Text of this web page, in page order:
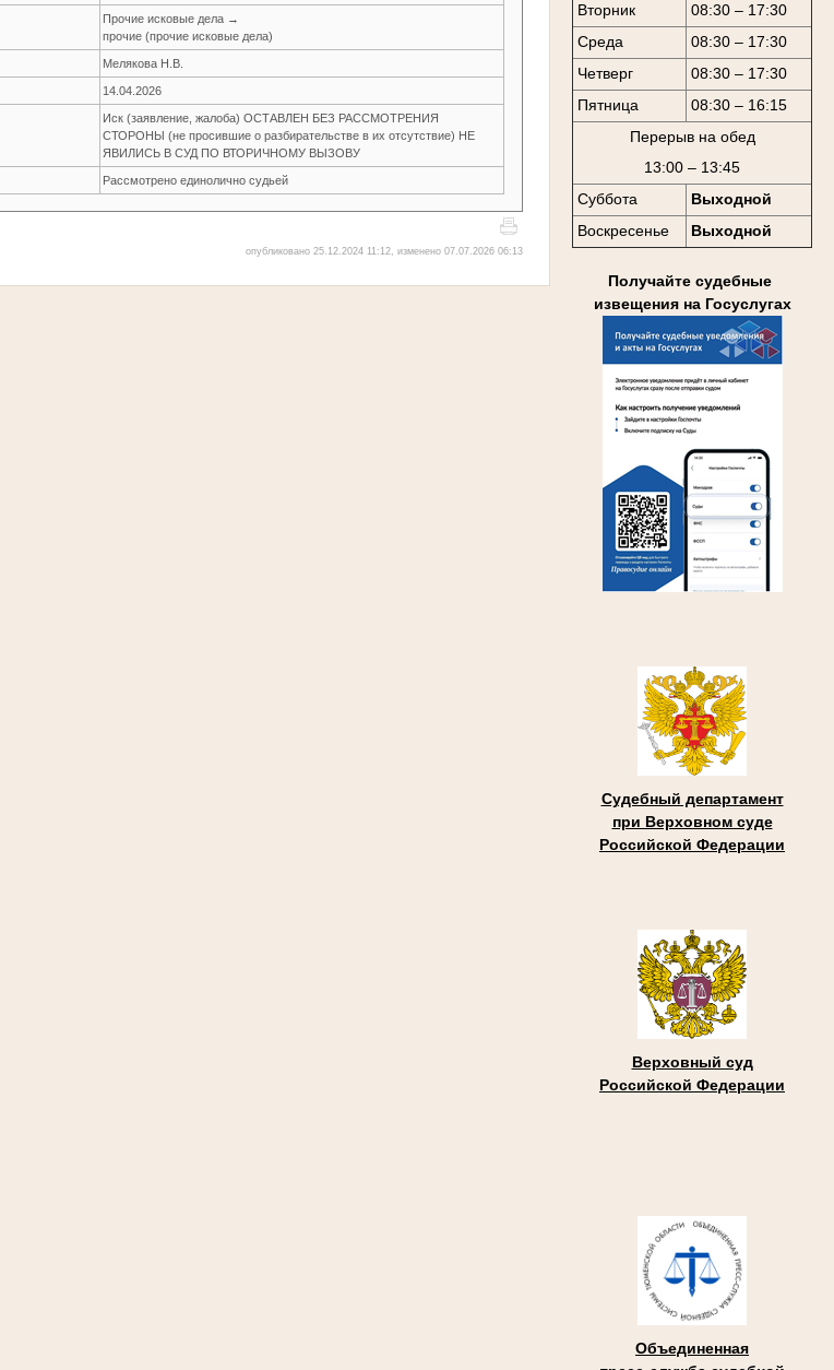
Вторник
08:30 – 17:30
Среда
08:30 – 17:30
Четверг
08:30 – 17:30
Пятница
08:30 – 16:15
Перерыв на обед
13:00 – 13:45
Суббота
Выходной
Воскресенье
Выходной
Получайте судебные
извещения на Госуслугах
Судебный департамент
при Верховном суде
Российской Федерации
Верховный суд
Российской Федерации
Объединенная
Прочие исковые дела →
прочие (прочие исковые дела)
Мелякова Н.В.
14.04.2026
Иск (заявление, жалоба) ОСТАВЛЕН БЕЗ РАССМОТРЕНИЯ
СТОРОНЫ (не просившие о разбирательстве в их отсутствие) НЕ
ЯВИЛИСЬ В СУД ПО ВТОРИЧНОМУ ВЫЗОВУ
Рассмотрено единолично судьей
опубликовано 25.12.2024 11:12, изменено 07.07.2026 06:13